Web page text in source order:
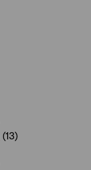
(13)